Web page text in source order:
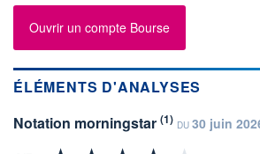
Ouvrir un compte Bourse
ÉLÉMENTS D'ANALYSES
Notation morningstar (1) DU 30 juin